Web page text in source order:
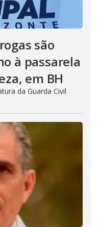
são
à passarela
em BH
da Guarda Civil